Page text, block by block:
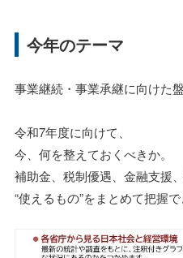
今年のテーマ
事業継続・事業承継に向けた
令和7年度に向けて、
今、何を整えておくべきか。
補助金、税制優遇、金融支援
“使えるもの”をまとめて把握